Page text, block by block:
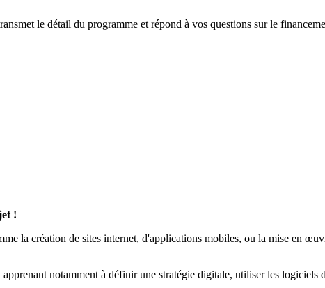
le détail du programme et répond à vos questions sur le
!
la création de sites internet, d'applications mobiles, ou la mise en
notamment à définir une stratégie digitale, utiliser les